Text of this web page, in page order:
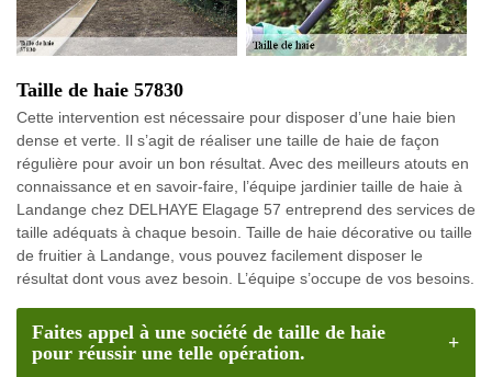
Taille de haie 57830
Cette intervention est nécessaire pour disposer d’une haie bien
dense et verte. Il s’agit de réaliser une taille de haie de façon
régulière pour avoir un bon résultat. Avec des meilleurs atouts en
connaissance et en savoir-faire, l’équipe jardinier taille de haie à
Landange chez DELHAYE Elagage 57 entreprend des services de
taille adéquats à chaque besoin. Taille de haie décorative ou taille
de fruitier à Landange, vous pouvez facilement disposer le
résultat dont vous avez besoin. L’équipe s’occupe de vos besoins.
Faites appel à une société de taille de haie
pour réussir une telle opération.